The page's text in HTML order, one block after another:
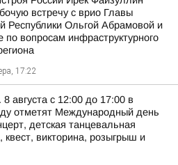
встречу с врио Главы
Республики Ольгой Абрамовой и
по вопросам инфраструктурного
17:22
августа с 12:00 до 17:00 в
отметят Международный день
детская танцевальная
квест, викторина, розыгрыш и